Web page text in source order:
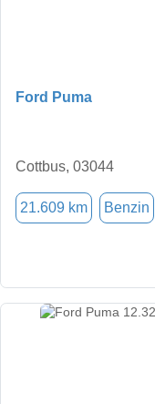
Ford Puma
Cottbus, 03044
21.609 km Benzin